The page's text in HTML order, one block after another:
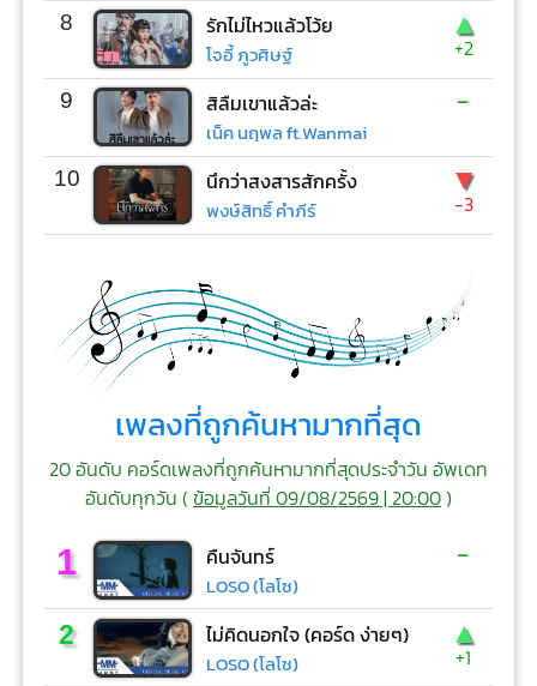
8 รักไม่ไหวแล้วโว้ย
โจอี้ ภูวศิษฐ์
▲
+2
9 สิลืมเขาแล้วล่ะ
เน็ค นฤพล ft.Wanmai
-
10 นึกว่าสงสารสักครั้ง
พงษ์สิทธิ์ คำภีร์
▼
-3
เพลงที่ถูกค้นหามากที่สุด
20 อันดับ คอร์ดเพลงที่ถูกค้นหามากที่สุดประจำวัน อัพเดท
อันดับทุกวัน (ข้อมูลวันที่ 09/08/2569 | 20:00)
1 คืนจันทร์
LOSO (โลโซ)
-
2 ไม่คิดนอกใจ (คอร์ด ง่ายๆ)
LOSO (โลโซ)
▲
+1